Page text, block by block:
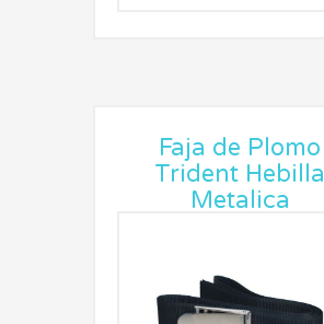
Faja de Plomo
Trident Hebilla
Metalica